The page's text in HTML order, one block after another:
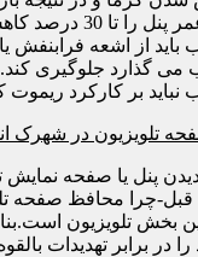
کاهش خواهد داد.
می گذارد جلوگیری کند.
بر کارکرد ریموت
تلویزیون در شهرک
پنل یا صفحه نمایش
قبل-چرا محافظ صفحه
بخش تلویزیون
در برابر تهدیدات